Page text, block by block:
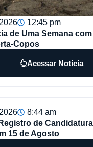
12:45 pm
de Uma Semana com
Copos
Acessar Notícia
8:44 am
de
15 de Agosto